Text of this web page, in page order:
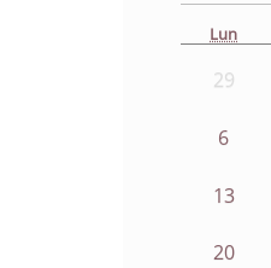
Lun
29
6
13
20